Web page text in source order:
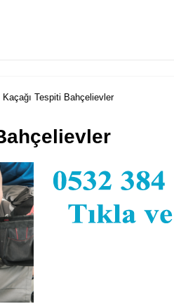
Kaçağı Tespiti Bahçelievler